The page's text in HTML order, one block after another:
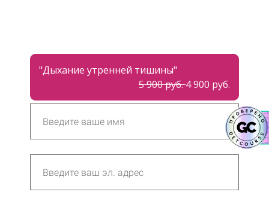
"Дыхание утренней тишины"
5 900 руб.4 900 руб.